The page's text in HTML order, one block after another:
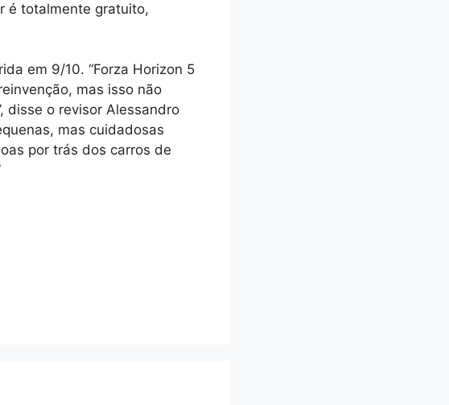
é totalmente gratuito,
em 9/10. “Forza Horizon 5
mas isso não
disse o revisor Alessandro
mas cuidadosas
por trás dos carros de